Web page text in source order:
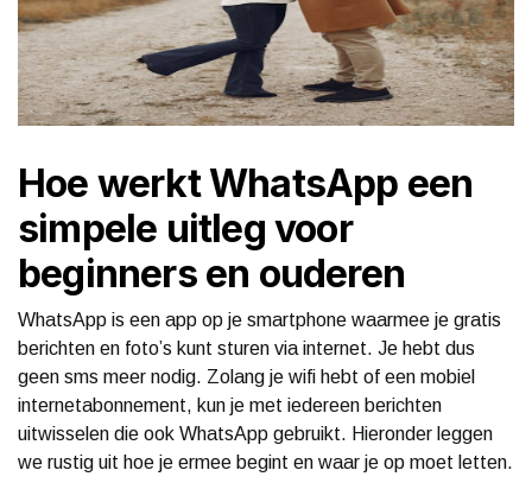
Hoe werkt WhatsApp een
simpele uitleg voor
beginners en ouderen
WhatsApp is een app op je smartphone waarmee je gratis
berichten en foto’s kunt sturen via internet. Je hebt dus
geen sms meer nodig. Zolang je wifi hebt of een mobiel
internetabonnement, kun je met iedereen berichten
uitwisselen die ook WhatsApp gebruikt. Hieronder leggen
we rustig uit hoe je ermee begint en waar je op moet letten.